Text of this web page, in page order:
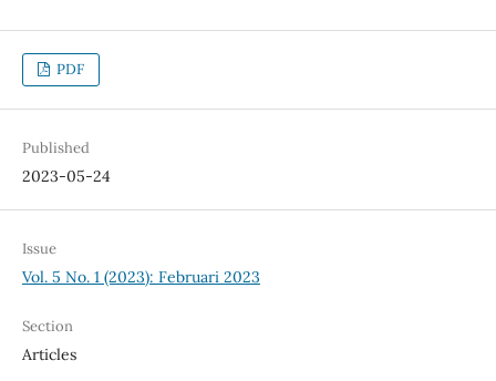
PDF
Published
2023-05-24
Issue
Vol. 5 No. 1 (2023): Februari 2023
Section
Articles